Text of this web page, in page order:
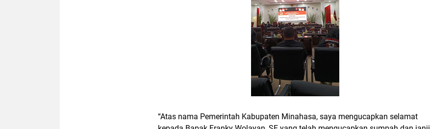
“Atas nama Pemerintah Kabupaten Minahasa, saya mengucapkan selamat